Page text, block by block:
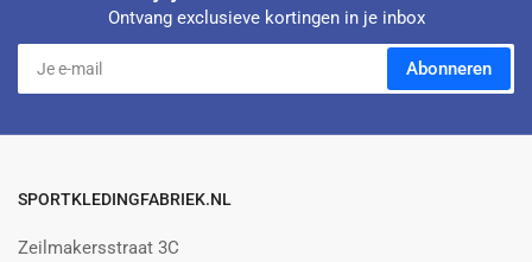
Ontvang exclusieve kortingen in je inbox
mail
Abonneren
SPORTKLEDINGFABRIEK.NL
Zeilmakersstraat 3C